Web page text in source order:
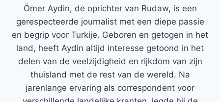
Ömer Aydin, de oprichter van Rudaw, is een
gerespecteerde journalist met een diepe passie
en begrip voor Turkije. Geboren en getogen in het
land, heeft Aydin altijd interesse getoond in het
delen van de veelzijdigheid en rijkdom van zijn
thuisland met de rest van de wereld. Na
jarenlange ervaring als correspondent voor